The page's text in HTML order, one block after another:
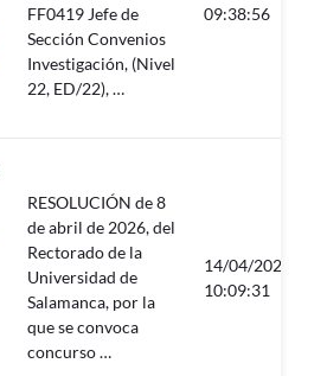
FF0419 Jefe de
Sección Convenios
Investigación, (Nivel
22, ED/22), …
09:38:56
RESOLUCIÓN de 8
de abril de 2026, del
Rectorado de la
Universidad de
Salamanca, por la
que se convoca
concurso …
14/04/2026
10:09:31